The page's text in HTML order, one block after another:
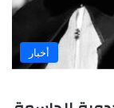
أخبار